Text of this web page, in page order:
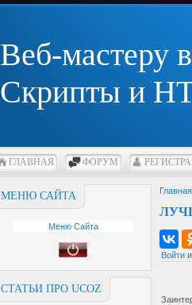
Веб-мастеру
Скрипты и
ГЛАВНАЯ ФОРУМ
МЕНЮ САЙТА
Меню Сайта
СТАТЬИ ПРО UCOZ
Главная
Войти